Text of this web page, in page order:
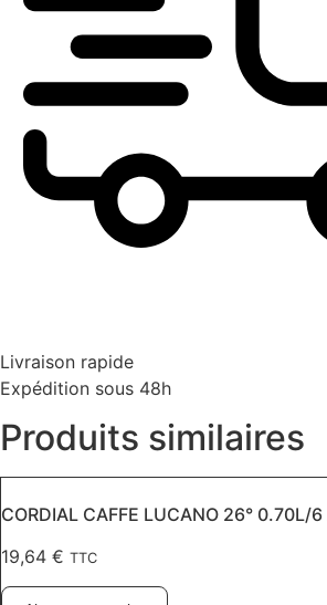
Livraison rapide
Expédition sous 48h
Produits similaires
CORDIAL CAFFE LUCANO 26° 0.70L/6
19,64 € TTC